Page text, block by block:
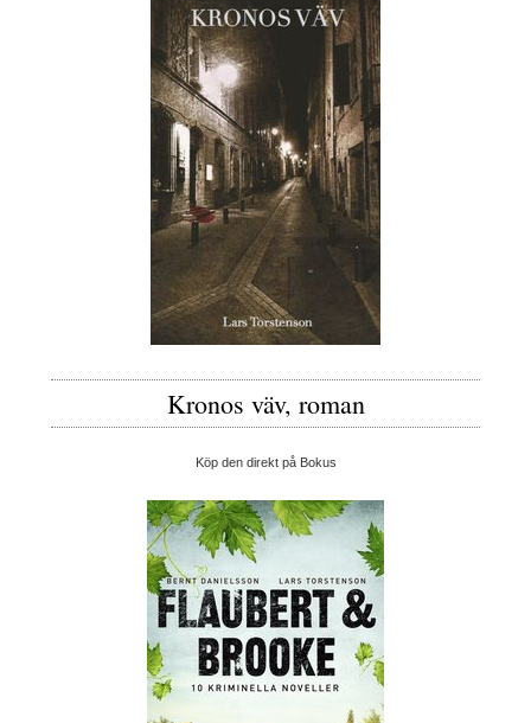
Kronos väv, roman
Köp den direkt på Bokus